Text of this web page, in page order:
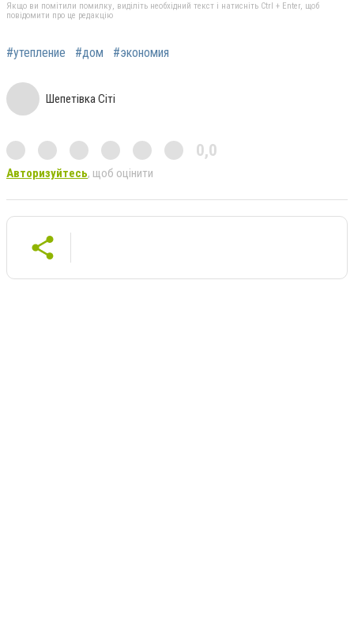
Якщо ви помітили помилку, виділіть необхідний текст і натисніть Ctrl + Enter, щоб
повідомити про це редакцію
#утепление #дом #экономия
Шепетівка Сіті
0,0
Авторизуйтесь, щоб оцінити